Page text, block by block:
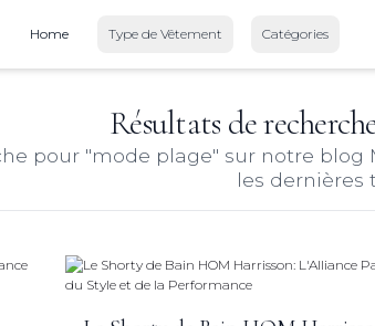
Home Type de Vêtement Catégories
Résultats de
pour "mode plage" sur notre blog
les dernières